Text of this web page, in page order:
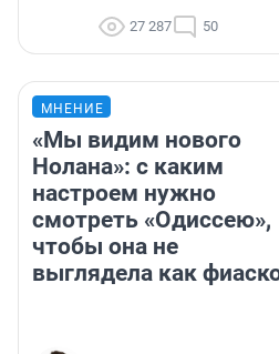
27 287 50
МНЕНИЕ
«Мы видим нового
Нолана»: с каким
настроем нужно
смотреть «Одиссею»,
чтобы она не
выглядела как